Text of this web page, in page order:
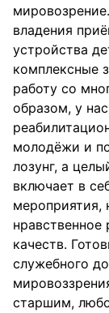
владения
устройства
комплексные
работу со
образом, у
молодёжи и
лозунг, а
включает в
мероприятия,
нравственное
качеств.
служебного
старшим,